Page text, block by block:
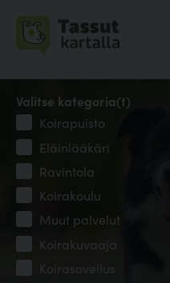
Valitse kategoria(t)
Koirapuisto
Eläinlääkäri
Ravintola
Koirakoulu
Muut palvelut
Koirakuvaaja
Koirasovellus